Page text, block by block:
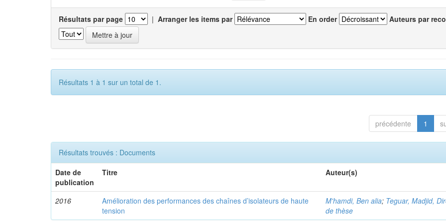
Résultats par page | Arranger les items par En order Auteurs par
Résultats 1 à 1 sur un total de 1.
précédente 1
Résultats trouvés : Documents
Date de
publication
Titre Auteur(s)
2016
Amélioration des performances des chaînes d’isolateurs de haute
tension
M'hamdi, Ben alia; Teguar, Madjid,
de thèse